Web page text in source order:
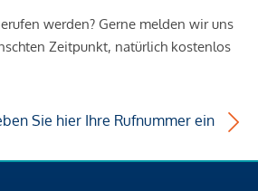
werden? Gerne melden wir uns
Zeitpunkt, natürlich kostenlos
Sie hier Ihre Rufnummer ein